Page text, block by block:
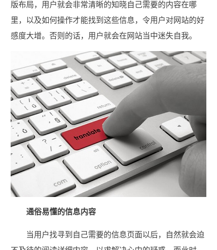
版布局，用户就会非常清晰的知晓自己需要的内容在哪
里，以及如何操作才能找到这些信息，令用户对网站的好
感度大增。否则的话，用户就会在网站当中迷失自我。
通俗易懂的信息内容
当用户找寻到自己需要的信息页面以后，自然就会迫